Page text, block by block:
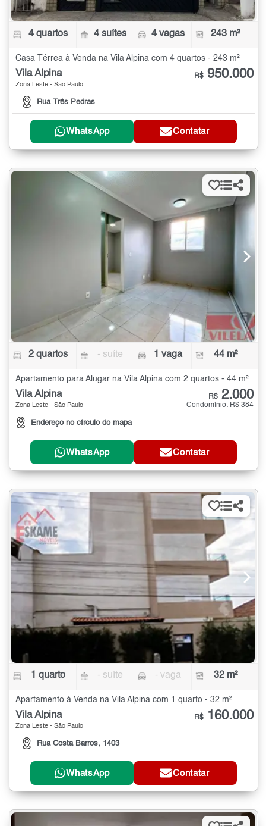
4 quartos 4 suítes 4 vagas 243 m²
Casa Térrea à Venda na Vila Alpina com 4 quartos - 243 m²
Vila Alpina
Zona Leste - São Paulo
Rua Três Pedras
R$ 950.000
WhatsApp Contatar
2 quartos - suíte 1 vaga 44 m²
Apartamento para Alugar na Vila Alpina com 2 quartos - 44 m²
Vila Alpina
Zona Leste - São Paulo
Endereço no círculo do mapa
R$ 2.000
Condomínio: R$ 384
WhatsApp Contatar
1 quarto - suíte - vaga 32 m²
Apartamento à Venda na Vila Alpina com 1 quarto - 32 m²
Vila Alpina
Zona Leste - São Paulo
Rua Costa Barros, 1403
R$ 160.000
WhatsApp Contatar